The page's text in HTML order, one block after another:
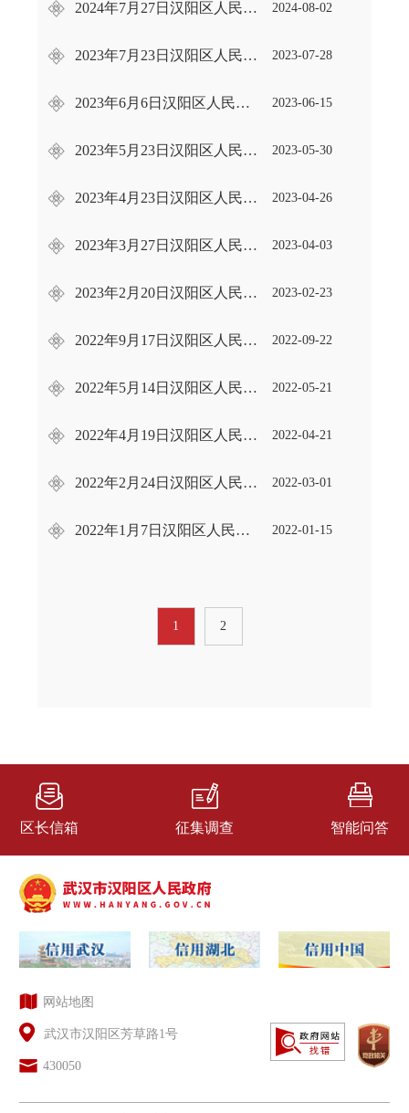
2024年7月27日汉阳区人民政府常务会议 2024-08-02
2023年7月23日汉阳区人民政府常务会议 2023-07-28
2023年6月6日汉阳区人民政府常务会议 2023-06-15
2023年5月23日汉阳区人民政府常务会议 2023-05-30
2023年4月23日汉阳区人民政府常务会议 2023-04-26
2023年3月27日汉阳区人民政府常务会议 2023-04-03
2023年2月20日汉阳区人民政府常务会议 2023-02-23
2022年9月17日汉阳区人民政府常务会议 2022-09-22
2022年5月14日汉阳区人民政府常务会议 2022-05-21
2022年4月19日汉阳区人民政府常务会议 2022-04-21
2022年2月24日汉阳区人民政府常务会议 2022-03-01
2022年1月7日汉阳区人民政府常务会议 2022-01-15
1 2
区长信箱 征集调查 智能问答
网站地图
武汉市汉阳区芳草路1号
430050